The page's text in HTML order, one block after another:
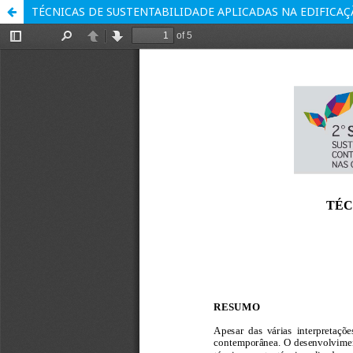
TÉCNICAS DE SUSTENTABILIDADE APLICADAS NA